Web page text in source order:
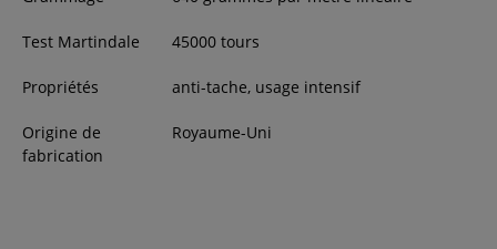
Test Martindale 45000 tours
Propriétés anti-tache, usage intensif
Origine de
fabrication
Royaume-Uni